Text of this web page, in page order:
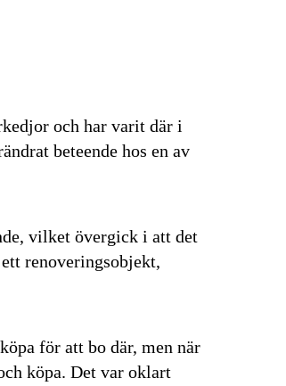
och har varit där i
beteende hos en av
vilket övergick i att det
renoveringsobjekt,
för att bo där, men när
köpa. Det var oklart